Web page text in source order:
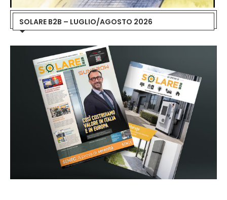
SOLARE B2B – LUGLIO/AGOSTO 2026